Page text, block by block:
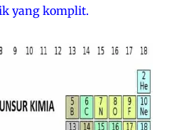
yang komplit.